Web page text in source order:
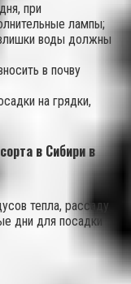
при
лампы;
воды должны
в почву
на грядки,
в Сибири в
тепла, рассаду
дни для посадки